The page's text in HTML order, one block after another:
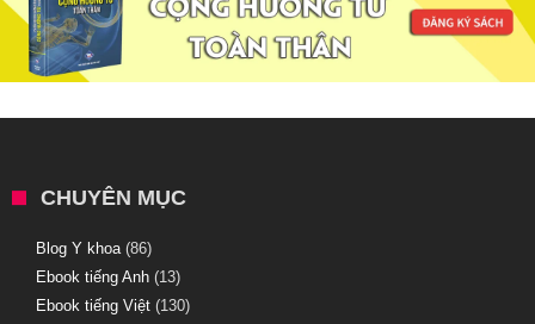
CHUYÊN MỤC
Blog Y khoa(86)
Ebook tiếng Anh (13)
Ebook tiếng Việt (130)